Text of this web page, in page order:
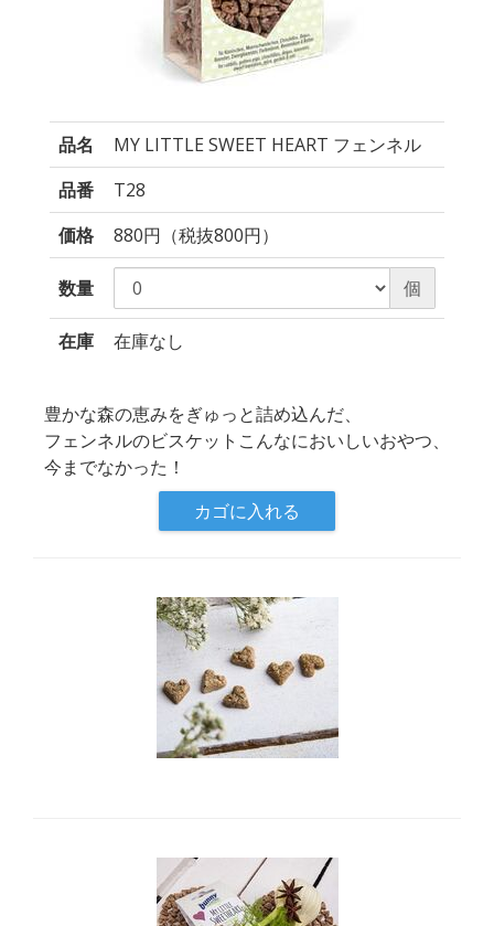
品名
MY LITTLE SWEET HEART フェンネル
品番
T28
価格
880円（税抜800円）
数量 個
在庫 在庫なし
豊かな森の恵みをぎゅっと詰め込んだ、
フェンネルのビスケットこんなにおいしいおやつ、
今までなかった！
カゴに入れる